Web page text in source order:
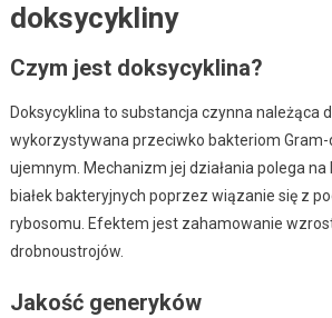
doksycykliny
Czym jest doksycyklina?
Doksycyklina to substancja czynna należąca
wykorzystywana przeciwko bakteriom
ujemnym. Mechanizm jej działania polega
białek bakteryjnych poprzez wiązanie się z
rybosomu. Efektem jest zahamowanie
drobnoustrojów.
Jakość generyków